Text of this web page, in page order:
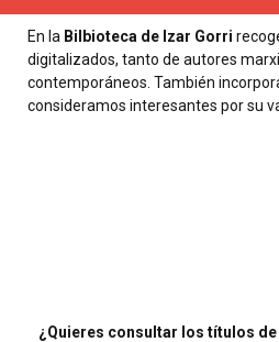
En la Bilbioteca de Izar Gorri
digitalizados, tanto de autores
contemporáneos. También
consideramos interesantes por su
¿Quieres consultar los títulos